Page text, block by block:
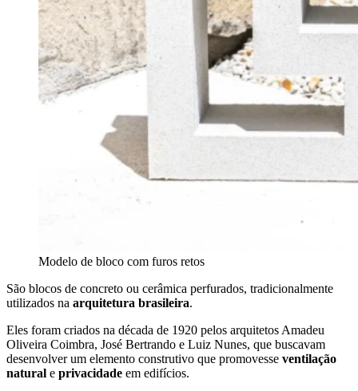
Modelo de bloco com furos retos
São blocos de concreto ou cerâmica perfurados, tradicionalmente
utilizados na arquitetura brasileira.
Eles foram criados na década de 1920 pelos arquitetos Amadeu
Oliveira Coimbra, José Bertrando e Luiz Nunes, que buscavam
desenvolver um elemento construtivo que promovesse ventilação
natural e privacidade em edifícios.